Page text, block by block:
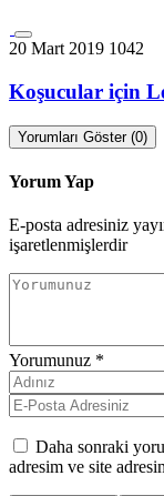
20 Mart 2019 1042
Koşucular için
Yorumları Göster (0)
Yorum Yap
E-posta adresiniz
işaretlenmişlerdir
Yorumunuz *
Daha sonraki
adresim ve site